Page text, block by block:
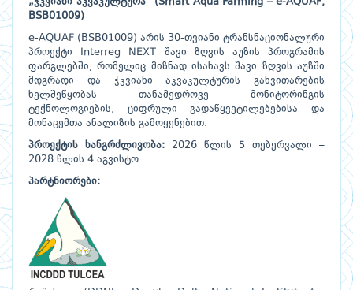
„ჭკვიანი აკვაკულტურა“ (Smart Aqua Farming – e-AQUAF,
BSB01009)
e-AQUAF (BSB01009) არის 30-თვიანი ტრანსნაციონალური
პროექტი Interreg NEXT შავი ზღვის აუზის პროგრამის
ფარგლებში, რომელიც მიზნად ისახავს შავი ზღვის აუზში
მდგრადი და ჭკვიანი აკვაკულტურის განვითარების
ხელშეწყობას თანამედროვე მონიტორინგის
ტექნოლოგიების, ციფრული გადაწყვეტილებებისა და
მონაცემთა ანალიზის გამოყენებით.
პროექტის ხანგრძლივობა: 2026 წლის 5 თებერვალი –
2028 წლის 4 აგვისტო
პარტნიორები: